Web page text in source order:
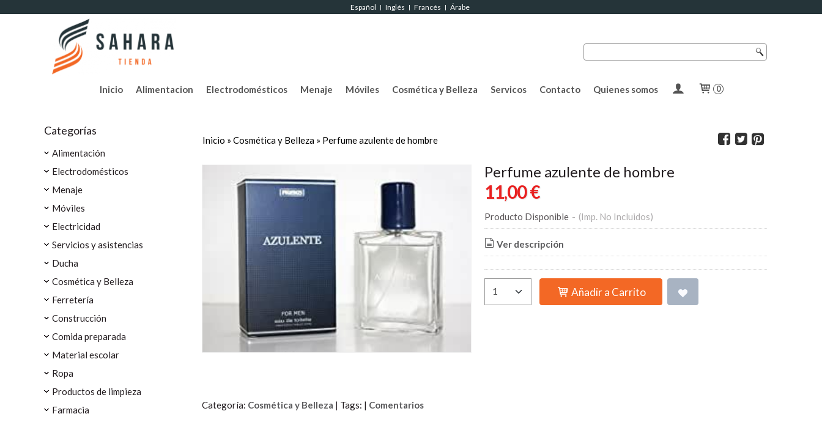
Español | Inglés | Francés | Árabe
Inicio Alimentacion Electrodomésticos Menaje Móviles Cosmética y Belleza Servicos Contacto Quienes somos 0
Categorías
Alimentación
Electrodomésticos
Menaje
Móviles
Electricidad
Servicios y asistencias
Ducha
Cosmética y Belleza
Ferretería
Construcción
Comida preparada
Material escolar
Ropa
Productos de limpieza
Farmacia
Inicio » Cosmética y Belleza » Perfume azulente de hombre
Perfume azulente de hombre
11,00 €
Producto Disponible - (Imp. No Incluidos)
Ver descripción
Añadir a Carrito
Categoría: Cosmética y Belleza | Tags: | Comentarios